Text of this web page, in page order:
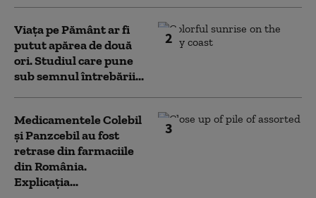
2
Viața pe Pământ ar fi
putut apărea de două
ori. Studiul care pune
sub semnul întrebării...
3
Medicamentele Colebil
și Panzcebil au fost
retrase din farmaciile
din România.
Explicația...